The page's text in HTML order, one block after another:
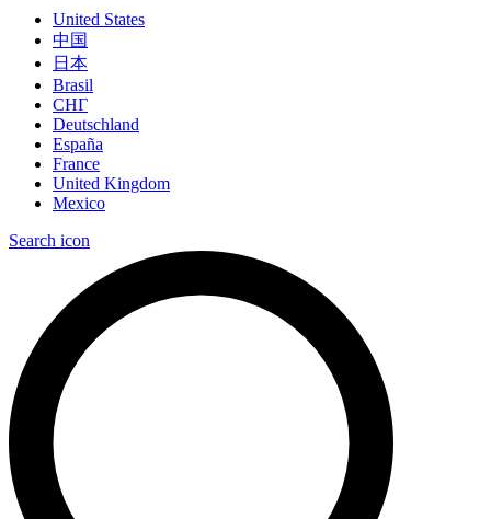
United States
中国
日本
Brasil
СНГ
Deutschland
España
France
United Kingdom
Mexico
Search icon